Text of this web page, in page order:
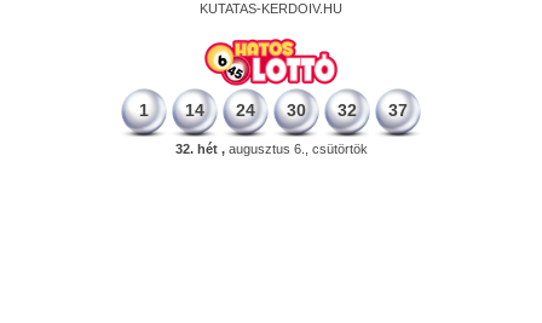
KUTATAS-KERDOIV.HU
1 14 24 30 32 37
32. hét ,augusztus 6., csütörtök